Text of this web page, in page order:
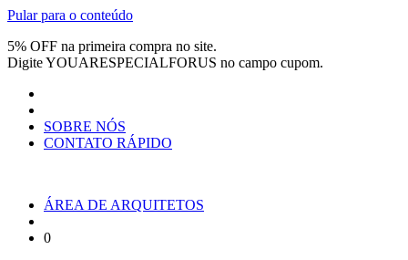
Pular para o conteúdo
5% OFF na primeira compra no site.
DigiteYOUARESPECIALFORUS no campo cupom.
SOBRE NÓS
CONTATO RÁPIDO
ÁREA DE ARQUITETOS
0